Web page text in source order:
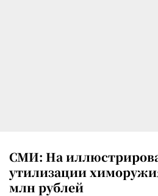
СМИ: На
утилизации
млн рублей